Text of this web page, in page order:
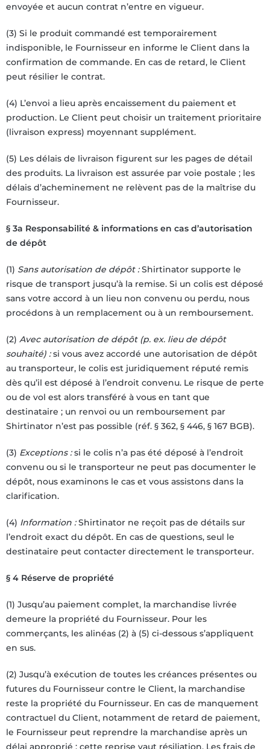
envoyée et aucun contrat n’entre en vigueur.
(3) Si le produit commandé est temporairement
indisponible, le Fournisseur en informe le Client dans la
confirmation de commande. En cas de retard, le Client
peut résilier le contrat.
(4) L’envoi a lieu après encaissement du paiement et
production. Le Client peut choisir un traitement prioritaire
(livraison express) moyennant supplément.
(5) Les délais de livraison figurent sur les pages de détail
des produits. La livraison est assurée par voie postale ; les
délais d’acheminement ne relèvent pas de la maîtrise du
Fournisseur.
§ 3a Responsabilité & informations en cas d’autorisation
de dépôt
(1) Sans autorisation de dépôt :Shirtinator supporte le
risque de transport jusqu’à la remise. Si un colis est déposé
sans votre accord à un lieu non convenu ou perdu, nous
procédons à un remplacement ou à un remboursement.
(2) Avec autorisation de dépôt (p. ex. lieu de dépôt
souhaité) :si vous avez accordé une autorisation de dépôt
au transporteur, le colis est juridiquement réputé remis
dès qu’il est déposé à l’endroit convenu. Le risque de perte
ou de vol est alors transféré à vous en tant que
destinataire ; un renvoi ou un remboursement par
Shirtinator n’est pas possible (réf. § 362, § 446, § 167 BGB).
(3) Exceptions :si le colis n’a pas été déposé à l’endroit
convenu ou si le transporteur ne peut pas documenter le
dépôt, nous examinons le cas et vous assistons dans la
clarification.
(4) Information :Shirtinator ne reçoit pas de détails sur
l’endroit exact du dépôt. En cas de questions, seul le
destinataire peut contacter directement le transporteur.
§ 4 Réserve de propriété
(1) Jusqu’au paiement complet, la marchandise livrée
demeure la propriété du Fournisseur. Pour les
commerçants, les alinéas (2) à (5) ci-dessous s’appliquent
en sus.
(2) Jusqu’à exécution de toutes les créances présentes ou
futures du Fournisseur contre le Client, la marchandise
reste la propriété du Fournisseur. En cas de manquement
contractuel du Client, notamment de retard de paiement,
le Fournisseur peut reprendre la marchandise après un
délai approprié ; cette reprise vaut résiliation. Les frais de